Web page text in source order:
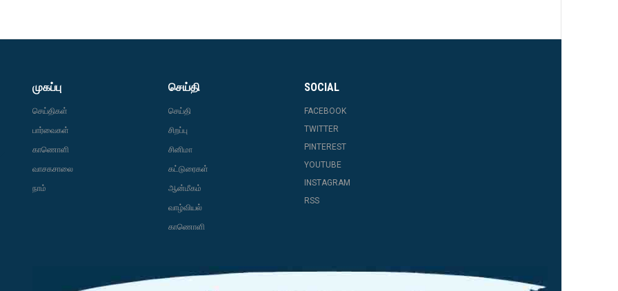
முகப்பு
செய்திகள்
பார்வைகள்
காணொளி
வாசகசாலை
நாம்
செய்தி
செய்தி
சிறப்பு
சினிமா
கட்டுரைகள்
ஆன்மீகம்
வாழ்வியல்
காணொளி
SOCIAL
FACEBOOK
TWITTER
PINTEREST
YOUTUBE
INSTAGRAM
RSS